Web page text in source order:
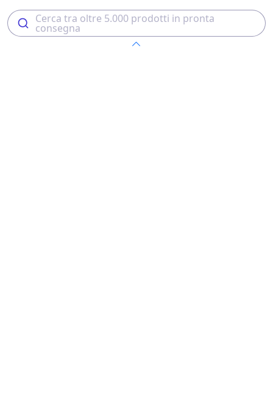
Cerca tra oltre 5.000 prodotti in pronta
consegna